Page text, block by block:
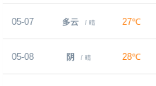
05-07 多云 / 晴 27℃
05-08 阴 / 晴 28℃